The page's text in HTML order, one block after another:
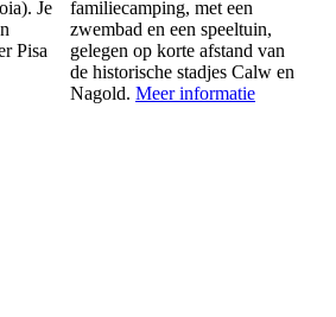
Je
Pisa
familiecamping, met een
zwembad en een speeltuin,
gelegen op korte afstand van
de historische stadjes Calw en
Nagold. Meer informatie